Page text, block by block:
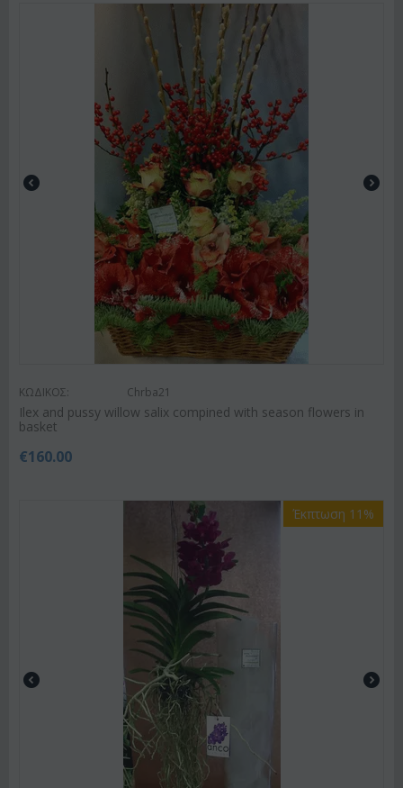
ΚΩΔΙΚΟΣ: Chrba21
Ilex and pussy willow salix compined with season flowers in
basket
€160.00
Έκπτωση 11%